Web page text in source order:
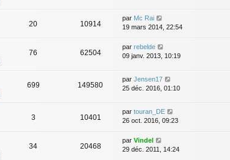
20 10914
par Mc Rai
19 mars 2014, 22:54
76 62504
par rebelde
09 janv. 2013, 10:19
699 149580
par Jensen17
25 déc. 2016, 01:10
3 10401
par touran_DE
26 oct. 2016, 09:23
34 20468
par Vindel
29 déc. 2011, 14:24